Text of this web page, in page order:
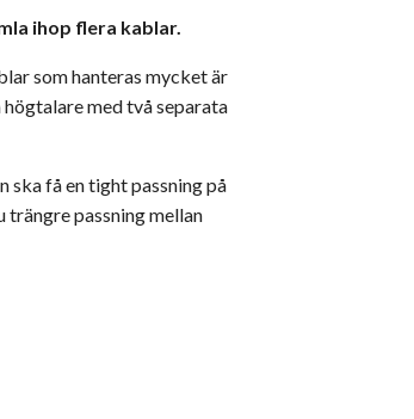
ihop flera kablar.
som hanteras mycket är
med två separata
ska få en tight passning på
trängre passning mellan